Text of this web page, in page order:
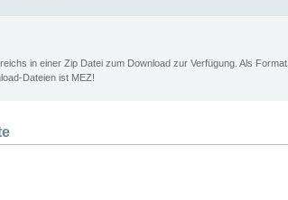
in einer Zip Datei zum Download zur Verfügung. Als Format
Dateien ist MEZ!